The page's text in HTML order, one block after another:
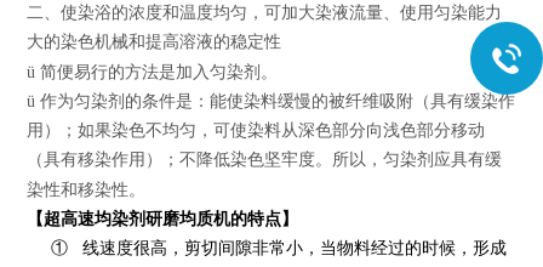
二、使染浴的浓度和温度均匀，可加大染液流量、使用匀染能力
大的染色机械和提高溶液的稳定性
ü简便易行的方法是加入匀染剂。
ü作为匀染剂的条件是：能使染料缓慢的被纤维吸附（具有缓染作
用）；如果染色不均匀，可使染料从深色部分向浅色部分移动
（具有移染作用）；不降低染色坚牢度。所以，匀染剂应具有缓
染性和移染性。
【 超高速均染剂研磨均质机的特点】
① 线速度很高，剪切间隙非常小，当物料经过的时候，形成